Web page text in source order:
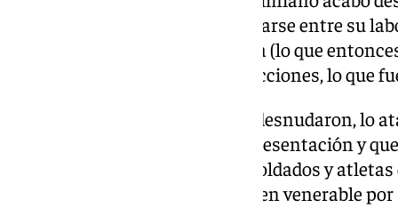
obligó a San Sebastián a decantarse entre su
Implacable, el joven de Narbona (lo que
mantenerse firme en sus convicciones, lo que
Fue llevado al estadio donde lo desnudaron, lo
flechas. De ahí, la posterior representación y
patrón deportivo de arqueros, soldados y
significa digno de respeto, alguien venerable